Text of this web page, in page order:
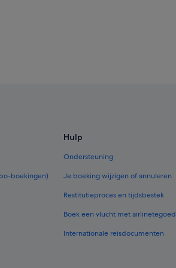
boekingen)
Hulp
Ondersteuning
Je boeking wijzigen of annuleren
Restitutieproces en tijdsbestek
Boek een vlucht met airlinetegoed
Internationale reisdocumenten